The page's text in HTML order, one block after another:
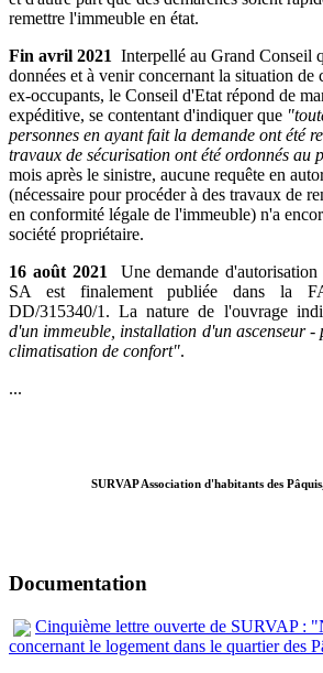
remettre l'immeuble en état.
Fin avril 2021 Interpellé au Grand Conseil
données et à venir concernant la situation de
ex-occupants, le Conseil d'Etat répond de
expéditive, se contentant d'indiquer que
personnes en ayant fait la demande ont été
travaux de sécurisation ont été ordonnés au
mois après le sinistre, aucune requête en
(nécessaire pour procéder à des travaux de
en conformité légale de l'immeuble) n'a
société propriétaire.
16 août 2021
Une demande
SA est finalement publiée dans la
DD/315340/1. La nature de l'ouvrage
d'un immeuble, installation d'un ascenseur
climatisation de confort".
...
SURVAP Association d'habitants des
Documentation
Cinquième lettre ouverte de SURVAP :
concernant le logement dans le quartier des